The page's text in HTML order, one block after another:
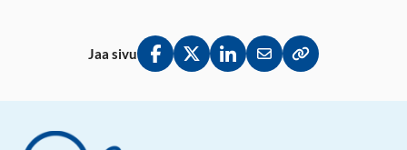
Jaa sivu
Jaa Facebookissa
Jaa Twitterissä
Jaa LinkedInissä
Jaa sähköpostitse
Kopioi linkki